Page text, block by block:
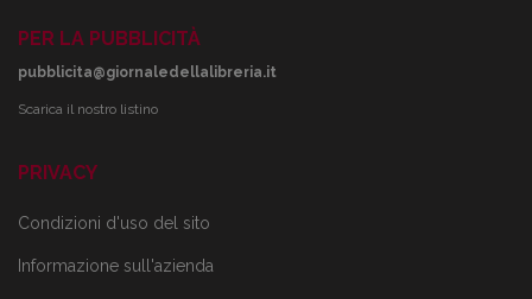
PER LA PUBBLICITÀ
pubblicita@giornaledellalibreria.it
Scarica il nostro listino
PRIVACY
Condizioni d'uso del sito
Informazione sull'azienda